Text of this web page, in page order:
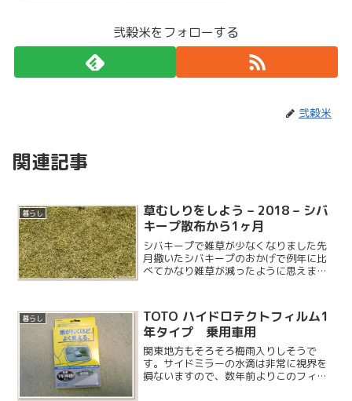
弐穀米をフォローする
弐穀米
関連記事
暮らし
草むしりをしよう – 2018 – シバ
キープ散布から1ヶ月
シバキープで雑草が少なくなりました先
月撒いたシバキープのおかげで例年に比
べてかなり雑草が減ったように思えま
どありませんでした。
暮らし
TOTO ハイドロテクトフィルム1
年タイプ 乗用車用
関東地方もそろそろ梅雨入りしそうで
す。サイドミラーの水滴は非常に視界を
損ないますので、数年前よりこのフィル